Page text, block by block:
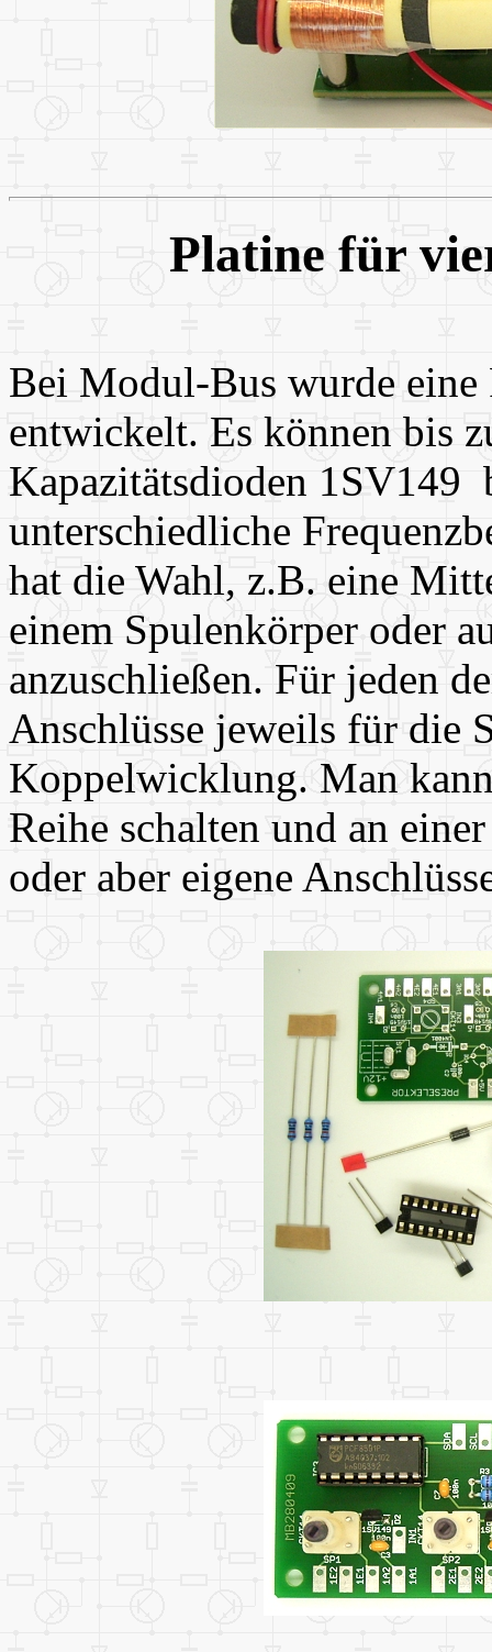
Platine für
Bei Modul-Bus wurde eine
entwickelt. Es können bis
Kapazitätsdioden 1SV149
unterschiedliche
hat die Wahl, z.B. eine
einem Spulenkörper oder
anzuschließen. Für jeden
Anschlüsse jeweils für die
Koppelwicklung. Man
Reihe schalten und an
oder aber eigene